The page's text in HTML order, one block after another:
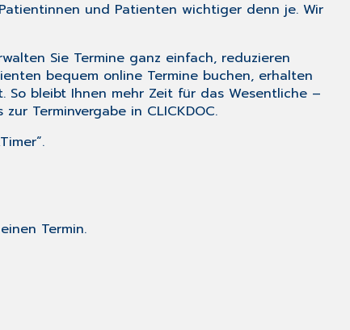
Terminvergabe
erscheint
zum
vereinbarten
und Patienten wichtiger denn je. Wir
Sie Termine ganz einfach, reduzieren
bequem online Termine buchen, erhalten
bleibt Ihnen mehr Zeit für das Wesentliche –
Terminvergabe in CLICKDOC.
Termin.